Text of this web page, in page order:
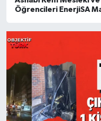
Öğrencileri EnerjiSA